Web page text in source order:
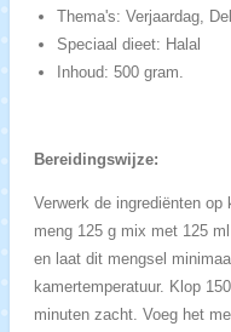
Thema's: Verjaardag,
Speciaal dieet: Halal
Inhoud: 500 gram.
Bereidingswijze:
Verwerk de ingrediënten op
meng 125 g mix met 125
en laat dit mengsel
kamertemperatuur. Klop
minuten zacht. Voeg het